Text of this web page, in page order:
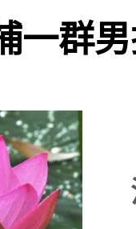
一群